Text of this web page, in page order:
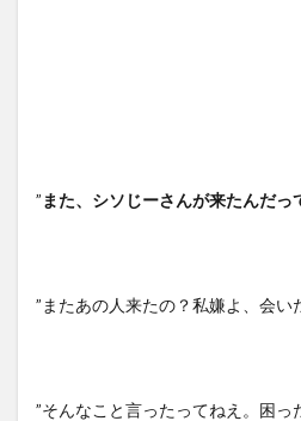
” また、シソじーさんが来たんだっ
”またあの人来たの？私嫌よ、会い
”そんなこと言ったってねえ。困っ